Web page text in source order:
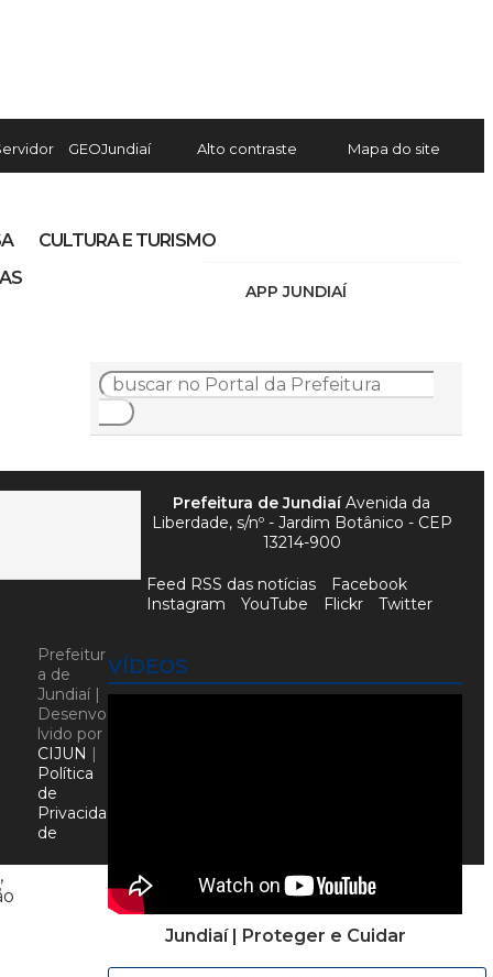
GEOJundiaí Alto contraste Mapa do site
APP JUNDIAÍ
CULTURA E TURISMO
VÍDEOS
Jundiaí | Proteger e Cuidar
Prefeitura de JundiaíAvenida da
Liberdade, s/nº - Jardim Botânico - CEP
13214-900
Feed RSS das notícias
Facebook
Instagram
YouTube Flickr Twitter
Prefeitur
a de
Jundiaí |
Desenvo
lvido por
CIJUN |
Política
de
Privacida
de